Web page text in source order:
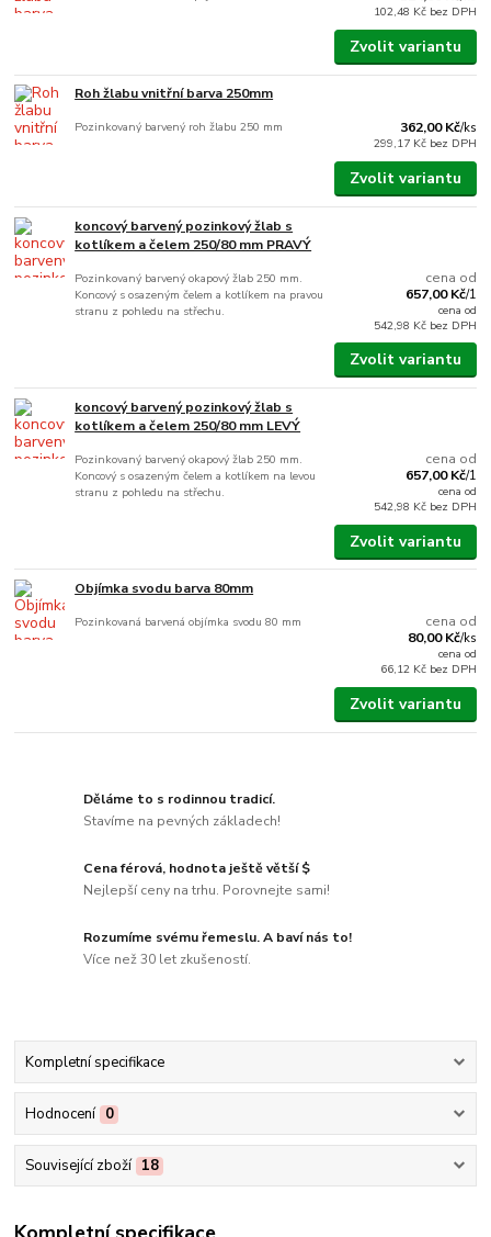
102,48 Kč bez DPH
Zvolit variantu
Roh žlabu vnitřní barva 250mm
Pozinkovaný barvený roh žlabu 250 mm 362,00 Kč/ks
299,17 Kč bez DPH
Zvolit variantu
koncový barvený pozinkový žlab s
kotlíkem a čelem 250/80 mm PRAVÝ
Pozinkovaný barvený okapový žlab 250 mm.
Koncový s osazeným čelem a kotlíkem na pravou
stranu z pohledu na střechu.
cena od
657,00 Kč/1
cena od
542,98 Kč bez DPH
Zvolit variantu
koncový barvený pozinkový žlab s
kotlíkem a čelem 250/80 mm LEVÝ
Pozinkovaný barvený okapový žlab 250 mm.
Koncový s osazeným čelem a kotlíkem na levou
stranu z pohledu na střechu.
cena od
657,00 Kč/1
cena od
542,98 Kč bez DPH
Zvolit variantu
Objímka svodu barva 80mm
Pozinkovaná barvená objímka svodu 80 mm
cena od
80,00 Kč/ks
cena od
66,12 Kč bez DPH
Zvolit variantu
Děláme to s rodinnou tradicí.
Stavíme na pevných základech!
Cena férová, hodnota ještě větší $
Nejlepší ceny na trhu. Porovnejte sami!
Rozumíme svému řemeslu. A baví nás to!
Více než 30 let zkušeností.
Kompletní specifikace
Hodnocení 0
Související zboží 18